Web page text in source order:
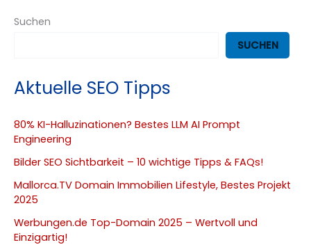
Suchen
SUCHEN
Aktuelle SEO Tipps
80% KI-Halluzinationen? Bestes LLM AI Prompt
Engineering
Bilder SEO Sichtbarkeit – 10 wichtige Tipps & FAQs!
Mallorca.TV Domain Immobilien Lifestyle, Bestes Projekt
2025
Werbungen.de Top-Domain 2025 – Wertvoll und
Einzigartig!